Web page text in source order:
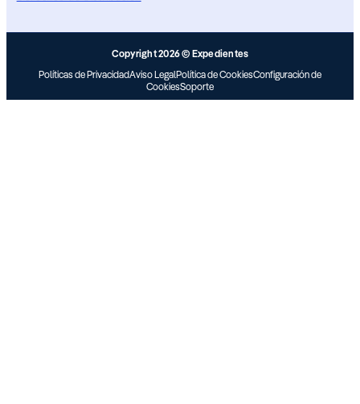
Copyright 2026 © Expedientes
Políticas de PrivacidadAviso LegalPolítica de CookiesConfiguración de
CookiesSoporte